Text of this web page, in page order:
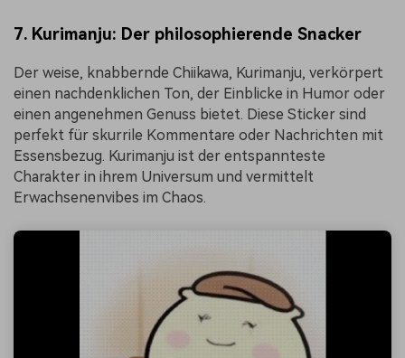
7. Kurimanju: Der philosophierende Snacker
Der weise, knabbernde Chiikawa, Kurimanju, verkörpert
einen nachdenklichen Ton, der Einblicke in Humor oder
einen angenehmen Genuss bietet. Diese Sticker sind
perfekt für skurrile Kommentare oder Nachrichten mit
Essensbezug. Kurimanju ist der entspannteste
Charakter in ihrem Universum und vermittelt
Erwachsenenvibes im Chaos.